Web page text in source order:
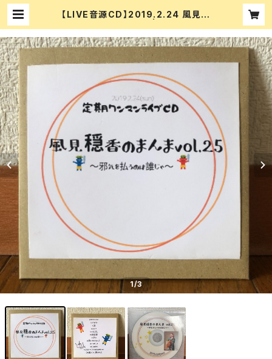
【LIVE音源CD】2019.2.24 風見穏
1/3